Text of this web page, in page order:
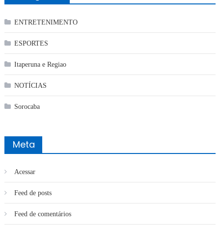
ENTRETENIMENTO
ESPORTES
Itaperuna e Regiao
NOTÍCIAS
Sorocaba
Meta
Acessar
Feed de posts
Feed de comentários